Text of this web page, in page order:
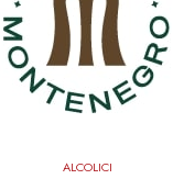
ALCOLICI